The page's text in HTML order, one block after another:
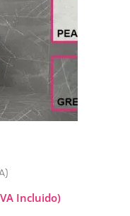
Incluido)